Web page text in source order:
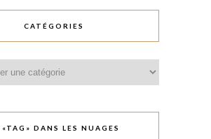
CATÉGORIES
«TAG» DANS LES NUAGES